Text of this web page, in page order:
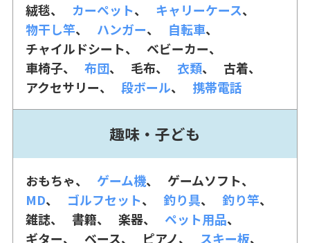
絨毯 カーペット
キャリーケース
物干し竿
ハンガー
自転車
チャイルドシート
ベビーカー
車椅子
布団 毛布 衣類
古着
アクセサリー
段ボール 携帯電話
趣味・子ども
おもちゃ ゲーム機
ゲームソフト
MD
ゴルフセット 釣り具
釣り竿
雑誌
書籍 楽器
ペット用品
ギター
ベース ピアノ スキー板